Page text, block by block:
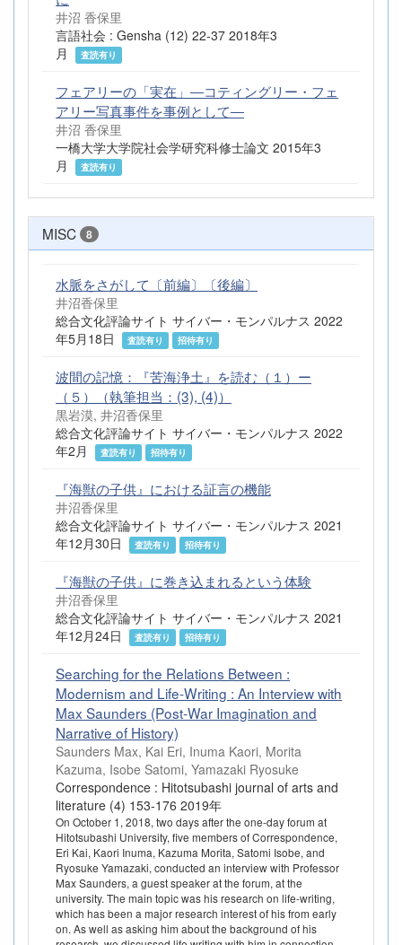
井沼 香保里
言語社会 : Gensha (12) 22-37 2018年3
月
査読有り
フェアリーの「実在」―コティングリー・フェ
アリー写真事件を事例として―
井沼 香保里
一橋大学大学院社会学研究科修士論文 2015年3
月
査読有り
MISC 8
水脈をさがして〔前編〕〔後編〕
井沼香保里
総合文化評論サイト サイバー・モンパルナス 2022
年5月18日
査読有り 招待有り
波間の記憶：『苦海浄土』を読む（１）ー
（５）（執筆担当：(3), (4)）
黒岩漠, 井沼香保里
総合文化評論サイト サイバー・モンパルナス 2022
年2月
査読有り 招待有り
『海獣の子供』における証言の機能
井沼香保里
総合文化評論サイト サイバー・モンパルナス 2021
年12月30日
査読有り 招待有り
『海獣の子供』に巻き込まれるという体験
井沼香保里
総合文化評論サイト サイバー・モンパルナス 2021
年12月24日
査読有り 招待有り
Searching for the Relations Between :
Modernism and Life-Writing : An Interview with
Max Saunders (Post-War Imagination and
Narrative of History)
Saunders Max, Kai Eri, Inuma Kaori, Morita
Kazuma, Isobe Satomi, Yamazaki Ryosuke
Correspondence : Hitotsubashi journal of arts and
literature (4) 153-176 2019年
On October 1, 2018, two days after the one-day forum at
Hitotsubashi University, five members of Correspondence,
Eri Kai, Kaori Inuma, Kazuma Morita, Satomi Isobe, and
Ryosuke Yamazaki, conducted an interview with Professor
Max Saunders, a guest speaker at the forum, at the
university. The main topic was his research on life-writing,
which has been a major research interest of his from early
on. As well as asking him about the background of his